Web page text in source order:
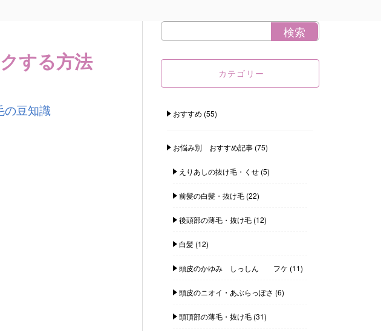
する方法
の豆知識
カテゴリー
おすすめ (55)
お悩み別 おすすめ記事(75)
えりあしの抜け毛・くせ(5)
前髪の白髪・抜け毛(22)
後頭部の薄毛・抜け毛(12)
白髪(12)
頭皮のかゆみ しっしん フケ (11)
頭皮のニオイ・あぶらっぽさ (6)
頭頂部の薄毛・抜け毛(31)